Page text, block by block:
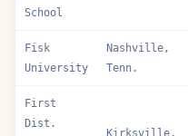
School
Fisk
University
Nashville,
Tenn.
First
Dist.
Kirksville,